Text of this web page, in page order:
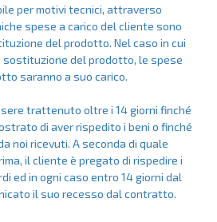
per motivi tecnici, attraverso
spese a carico del cliente sono
del prodotto. Nel caso in cui
del prodotto, le spese
saranno a suo carico.
trattenuto oltre i 14 giorni finché
di aver rispedito i beni o finché
noi ricevuti. A seconda di quale
il cliente è pregato di rispedire i
ed in ogni caso entro 14 giorni dal
il suo recesso dal contratto.